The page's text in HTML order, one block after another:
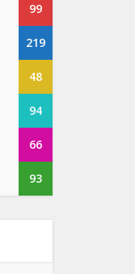
99
219
48
94
66
93